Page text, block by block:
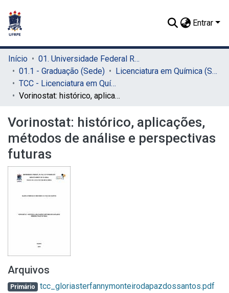
Entrar
Início
01. Universidade Federal Rural de Pernambuco - UFRPE (Sede)
01.1 - Graduação (Sede)
Licenciatura em Química (Sede)
TCC - Licenciatura em Química (Sede)
Vorinostat: histórico, aplicações, métodos de análise e perspectivas futuras
Vorinostat: histórico, aplicações,
métodos de análise e perspectivas
futuras
Arquivos
Primário tcc_gloriasterfannymonteirodapazdossantos.pdf